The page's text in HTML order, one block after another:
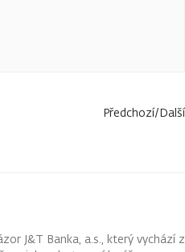
Předchozí/Další
J&T Banka, a.s., který vychází z